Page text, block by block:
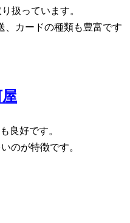
扱っています。
、カードの種類も豊富です
良好です。
のが特徴です。